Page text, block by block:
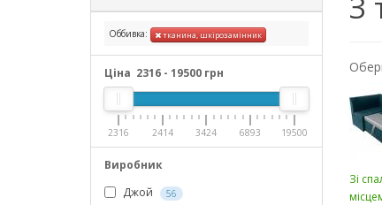
Оббивка: тканина, шкірозамінник
Ціна 2316 - 19500 грн
2316 2414 3424 6893 19500
Виробник
Джой
56
Зі